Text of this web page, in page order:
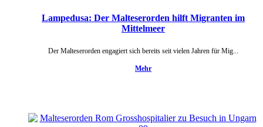
Lampedusa: Der Malteserorden hilft Migranten im
Mittelmeer
Der Malteserorden engagiert sich bereits seit vielen Jahren für Mig...
Mehr